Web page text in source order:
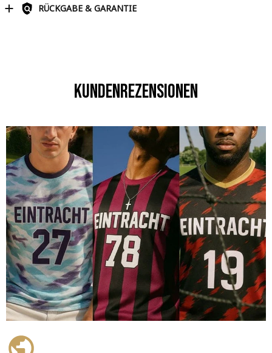
RÜCKGABE & GARANTIE
Kundenrezensionen